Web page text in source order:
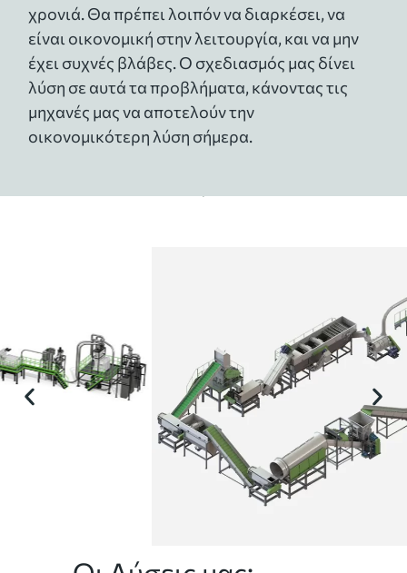
χρονιά. Θα πρέπει λοιπόν να διαρκέσει, να
είναι οικονομική στην λειτουργία, και να μην
έχει συχνές βλάβες. Ο σχεδιασμός μας δίνει
λύση σε αυτά τα προβλήματα, κάνοντας τις
μηχανές μας να αποτελούν την
οικονομικότερη λύση σήμερα.